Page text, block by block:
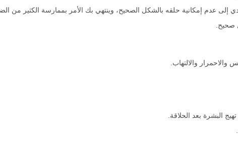
عدم إمكانية حلقه بالشكل الصحيح، وينتهي بك الأمر بممارسة الكثير من
صحيح.
والاحمرار والالتهاب.
البشرة بعد الحلاقة.